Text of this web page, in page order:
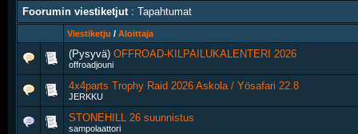
Foorumin viestiketjut: Tapahtumat
Viestiketju / Aloittaja
(Pysyvä) OFFROAD-KILPAILUKALENTERI 2026
offroadjouni
4x4parts Trophy Raid 2026 Askola / Yösafari 22.8
JERKKU
STONEHILL 26 suunnistus
sampolaattori